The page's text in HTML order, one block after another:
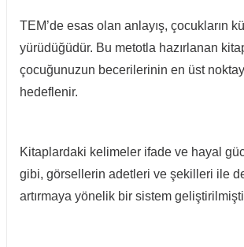
TEM’de esas olan anlayış, çocukların
yürüdüğüdür. Bu metotla hazırlanan
çocuğunuzun becerilerinin en üst
hedeflenir.
Kitaplardaki kelimeler ifade ve hayal
gibi, görsellerin adetleri ve şekilleri ile
artırmaya yönelik bir sistem